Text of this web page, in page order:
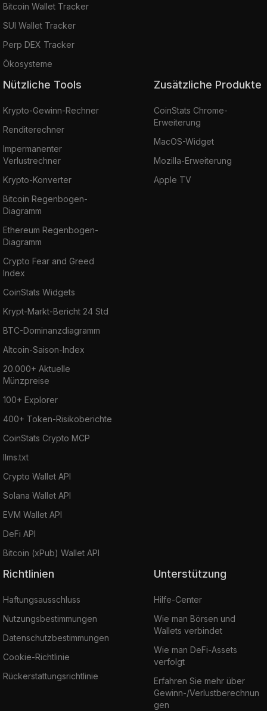
Bitcoin Wallet Tracker
SUI Wallet Tracker
Perp DEX Tracker
Ökosysteme
Nützliche Tools
Krypto-Gewinn-Rechner
Renditerechner
Impermanenter
Verlustrechner
Krypto-Konverter
Bitcoin Regenbogen-
Diagramm
Ethereum Regenbogen-
Diagramm
Crypto Fear and Greed
Index
CoinStats Widgets
Krypt-Markt-Bericht 24 Std
BTC-Dominanzdiagramm
Altcoin-Saison-Index
20.000+ Aktuelle
Münzpreise
100+ Explorer
400+ Token-Risikoberichte
CoinStats Crypto MCP
llms.txt
Crypto Wallet API
Solana Wallet API
EVM Wallet API
DeFi API
Bitcoin (xPub) Wallet API
Zusätzliche Produkte
CoinStats Chrome-
Erweiterung
MacOS-Widget
Mozilla-Erweiterung
Apple TV
Richtlinien
Haftungsausschluss
Nutzungsbestimmungen
Datenschutzbestimmungen
Cookie-Richtlinie
Rückerstattungsrichtlinie
Unterstützung
Hilfe-Center
Wie man Börsen und
Wallets verbindet
Wie man DeFi-Assets
verfolgt
Erfahren Sie mehr über
Gewinn-/Verlustberechnun
gen